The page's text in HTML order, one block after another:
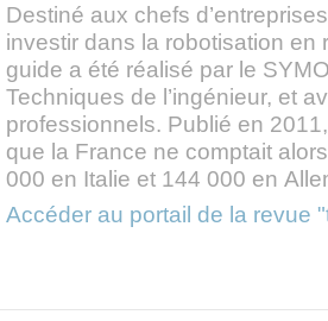
Destiné aux chefs
investir dans la robotisation en
guide a été réalisé par le
Techniques de l’ingénieur, et
professionnels. Publié en
que la France ne comptait
000 en Italie et 144 000 en
Accéder au portail de la revue